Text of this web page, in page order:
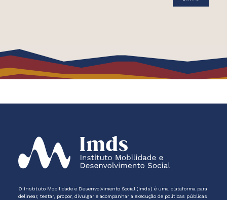
O Instituto Mobilidade e Desenvolvimento Social (Imds) é uma plataforma para
delinear, testar, propor, divulgar e acompanhar a execução de políticas públicas